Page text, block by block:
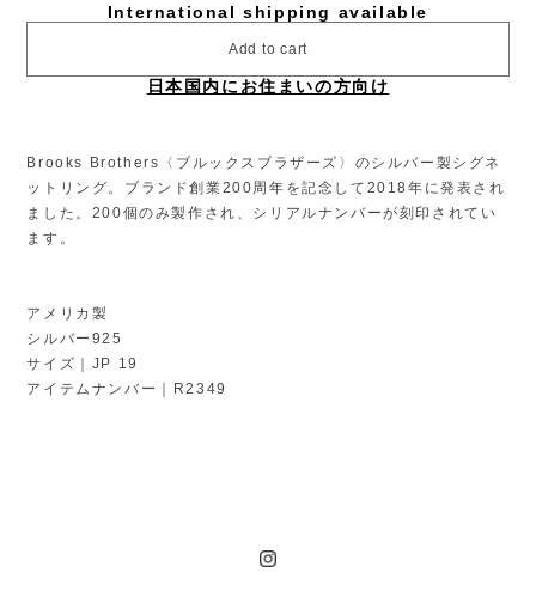
International shipping available
Add to cart
日本国内にお住まいの方向け
Brooks Brothers〈ブルックスブラザーズ〉のシルバー製シグネ
ットリング。ブランド創業200周年を記念して2018年に発表され
ました。200個のみ製作され、シリアルナンバーが刻印されてい
ます。
アメリカ製
シルバー925
サイズ｜JP 19
アイテムナンバー｜R2349